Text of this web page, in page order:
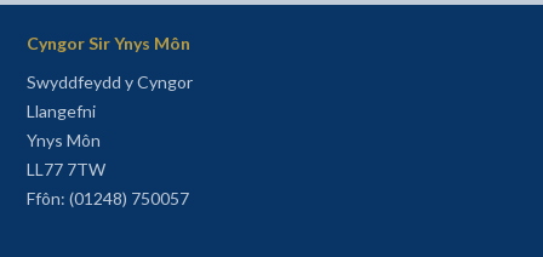
Cyngor Sir Ynys Môn
Swyddfeydd y Cyngor
Llangefni
Ynys Môn
LL77 7TW
Ffôn: (01248) 750057